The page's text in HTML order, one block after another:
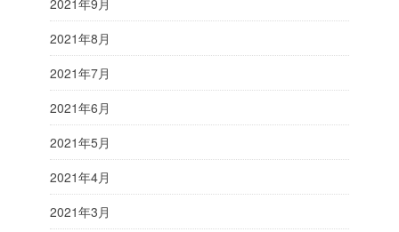
2021年8月
2021年7月
2021年6月
2021年5月
2021年4月
2021年3月